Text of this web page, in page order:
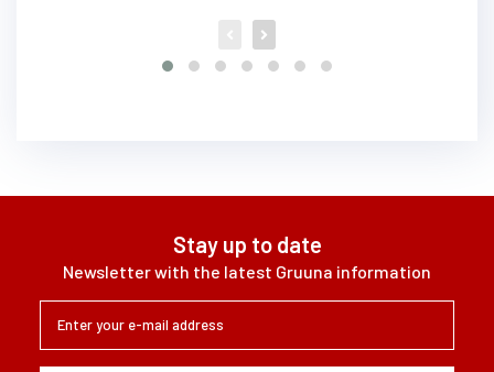
Stay up to date
Newsletter with the latest Gruuna information